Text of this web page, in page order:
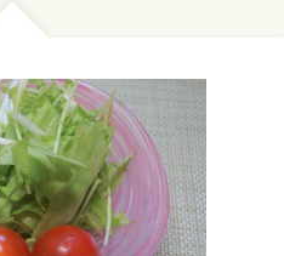
健診
ついて